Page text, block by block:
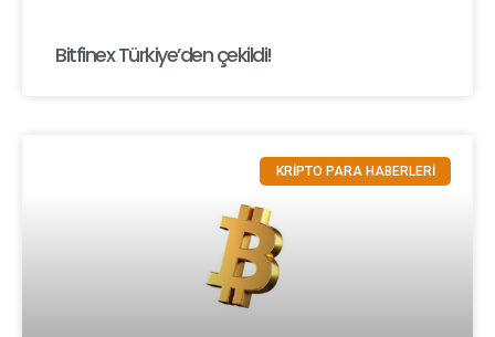
Bitfinex Türkiye’den çekildi!
KRİPTO PARA HABERLERİ